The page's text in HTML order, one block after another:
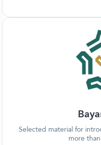
Selected material for
more